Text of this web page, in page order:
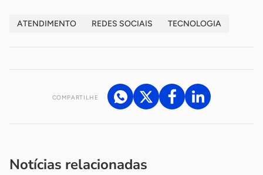
ATENDIMENTO REDES SOCIAIS TECNOLOGIA
COMPARTILHE
Notícias relacionadas